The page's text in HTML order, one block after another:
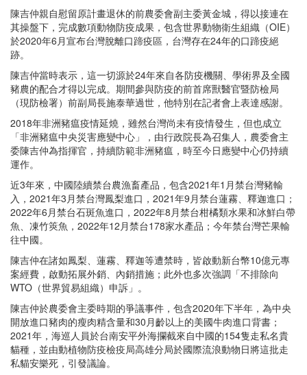
陳吉仲親自慰留原計畫退休的前農委會副主委黃金城，得以接連在
其操盤下，完成數項動物防疫成果，包含世界動物衛生組織（OIE）
於2020年6月宣布台灣脫離口蹄疫區，台灣存在24年的口蹄疫絕
跡。
陳吉仲當時表示，這一切源於24年來自各防疫機關、學術界及全國
豬農的配合才得以完成。期間參與防疫的前首席獸醫官暨防檢局
（現防檢署）前副局長施泰華過世，他特別在記者會上表達感謝。
2018年非洲豬瘟疫情延燒，雖然台灣尚未有疫情發生，但也成立
「非洲豬瘟中央災害應變中心」，由行政院長為召集人，農委會主
委陳吉仲為指揮官，持續防範非洲豬瘟，時至今日應變中心仍持續
運作。
近3年來，中國陸續禁台農漁畜產品，包含2021年1月禁台灣豬輸
入，2021年3月禁台灣鳳梨進口，2021年9月禁台蓮霧、釋迦進口；
2022年6月禁台石斑魚進口，2022年8月禁台柑橘類水果和冰鮮白帶
魚、凍竹筴魚，2022年12月禁台178家水產品；今年禁台灣芒果輸
往中國。
陳吉仲在諸如鳳梨、蓮霧、釋迦等遭禁時，皆啟動新台幣10億元專
案經費，啟動拓展外銷、內銷措施；此外也多次強調「不排除向
WTO（世界貿易組織）申訴」。
陳吉仲於農委會主委時期的爭議事件，包含2020年下半年，為中央
開放進口豬肉的瘦肉精含量和30月齡以上的美國牛肉進口背書；
2021年，海巡人員於台南安平外海攔截來自中國的154隻走私名貴
貓種，並由動植物防疫檢疫局高雄分局於國際流浪動物日將這批走
私貓安樂死，引發議論。